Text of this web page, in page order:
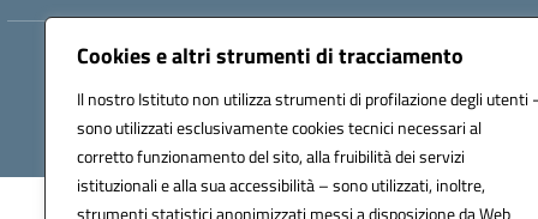
Cookies e altri strumenti di tracciamento
Il nostro Istituto non utilizza strumenti di profilazione degli utenti -
sono utilizzati esclusivamente cookies tecnici necessari al
corretto funzionamento del sito, alla fruibilità dei servizi
istituzionali e alla sua accessibilità – sono utilizzati, inoltre,
strumenti statistici anonimizzati messi a disposizione da Web
Hosting & Powered by 3D Solution S.r.l.